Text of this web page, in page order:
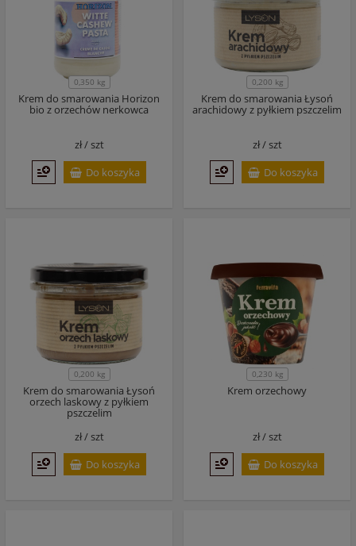
0,350 kg
Krem do smarowania Horizon
bio z orzechów nerkowca
zł /szt
Do koszyka
0,200 kg
Krem do smarowania Łysoń
arachidowy z pyłkiem pszczelim
zł /szt
Do koszyka
0,200 kg
Krem do smarowania Łysoń
orzech laskowy z pyłkiem
pszczelim
zł /szt
Do koszyka
0,230 kg
Krem orzechowy
zł /szt
Do koszyka